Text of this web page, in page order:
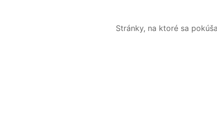
Stránky, na ktoré sa